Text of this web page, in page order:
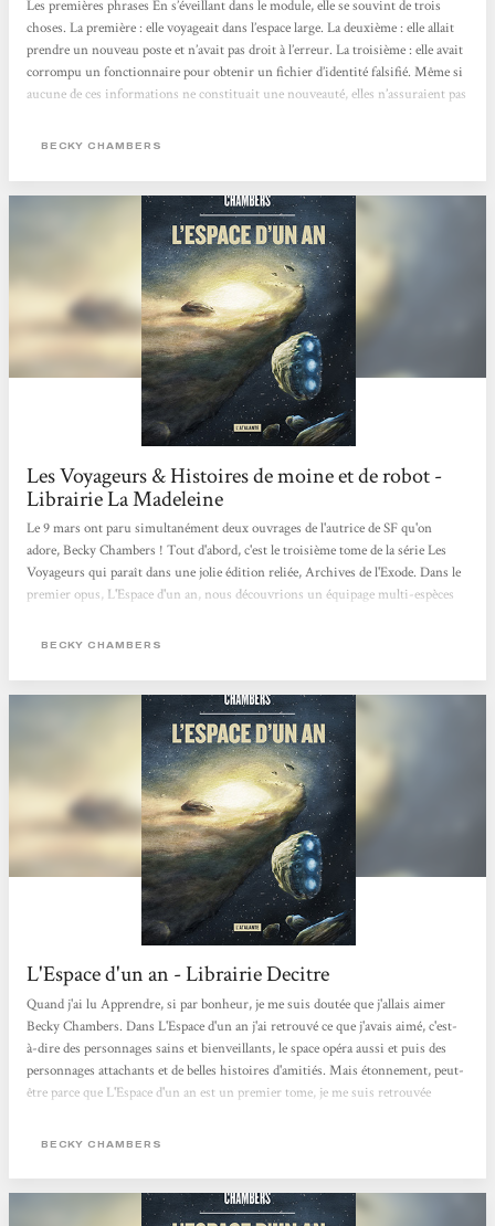
Les premières phrases En s’éveillant dans le module, elle se souvint de trois
choses. La première : elle voyageait dans l’espace large. La deuxième : elle allait
prendre un nouveau poste et n’avait pas droit à l’erreur. La troisième : elle avait
corrompu un fonctionnaire pour obtenir un fichier d’identité falsifié. Même si
aucune de ces informations ne constituait une nouveauté, elles n’assuraient pas
romans de Becky Chambers! Impressions Ce premier tome de la la série
BECKY CHAMBERS
Les Voyageurs & Histoires de moine et de robot -
Librairie La Madeleine
Le 9 mars ont paru simultanément deux ouvrages de l'autrice de SF qu'on
adore, Becky Chambers ! Tout d'abord, c'est le troisième tome de la série Les
Voyageurs qui paraît dans une jolie édition reliée, Archives de l'Exode. Dans le
premier opus, L'Espace d'un an, nous découvrions un équipage multi-espèces
voyage spatial. Quant au second livre, Libration, il s'intéressait à une
illégale. Avec ce troisième ouvrage, nous découvrons...
BECKY CHAMBERS
L'Espace d'un an - Librairie Decitre
Quand j'ai lu Apprendre, si par bonheur, je me suis doutée que j'allais aimer
Becky Chambers. Dans L'Espace d'un an j'ai retrouvé ce que j'avais aimé, c'est-
à-dire des personnages sains et bienveillants, le space opéra aussi et puis des
personnages attachants et de belles histoires d'amitiés. Mais étonnement, peut-
être parce que L'Espace d'un an est un premier tome, je me suis retrouvée
ne soit pas la base de ses récits mais plutôt l'ambiance et les personnages. Ce qui
BECKY CHAMBERS